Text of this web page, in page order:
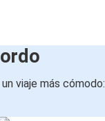
viaje más cómodo: